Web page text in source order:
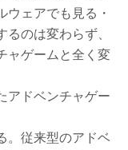
ウェアでも見る・
のは変わらず、
ャゲームと全く変
アドベンチャゲー
。従来型のアドベ